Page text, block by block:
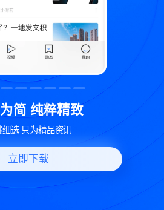
世界变化 热问一下
好问题好回答 多元视角看问题
立即下载